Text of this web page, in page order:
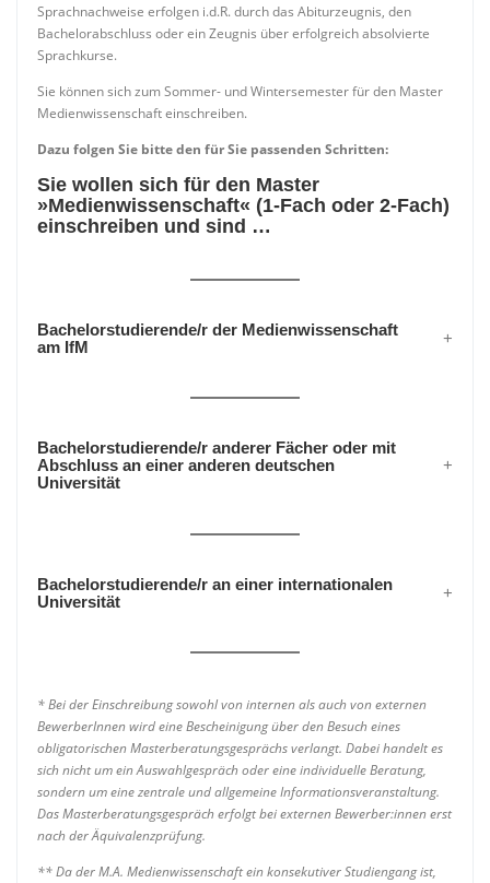
Sprachnachweise erfolgen i.d.R. durch das Abiturzeugnis, den
Bachelorabschluss oder ein Zeugnis über erfolgreich absolvierte
Sprachkurse.
Sie können sich zum Sommer- und Wintersemester für den Master
Medienwissenschaft einschreiben.
Dazu folgen Sie bitte den für Sie passenden Schritten:
Sie wollen sich für den Master
»Medienwissenschaft« (1-Fach oder 2-Fach)
einschreiben und sind …
Bachelorstudierende/r der Medienwissenschaft
am IfM
Bachelorstudierende/r anderer Fächer oder mit
Abschluss an einer anderen deutschen
Universität
Bachelorstudierende/r an einer internationalen
Universität
* Bei der Einschreibung sowohl von internen als auch von externen
BewerberInnen wird eine Bescheinigung über den Besuch eines
obligatorischen Masterberatungsgesprächs verlangt. Dabei handelt es
sich nicht um ein Auswahlgespräch oder eine individuelle Beratung,
sondern um eine zentrale und allgemeine Informationsveranstaltung.
Das Masterberatungsgespräch erfolgt bei externen Bewerber:innen erst
nach der Äquivalenzprüfung.
** Da der M.A. Medienwissenschaft ein konsekutiver Studiengang ist,